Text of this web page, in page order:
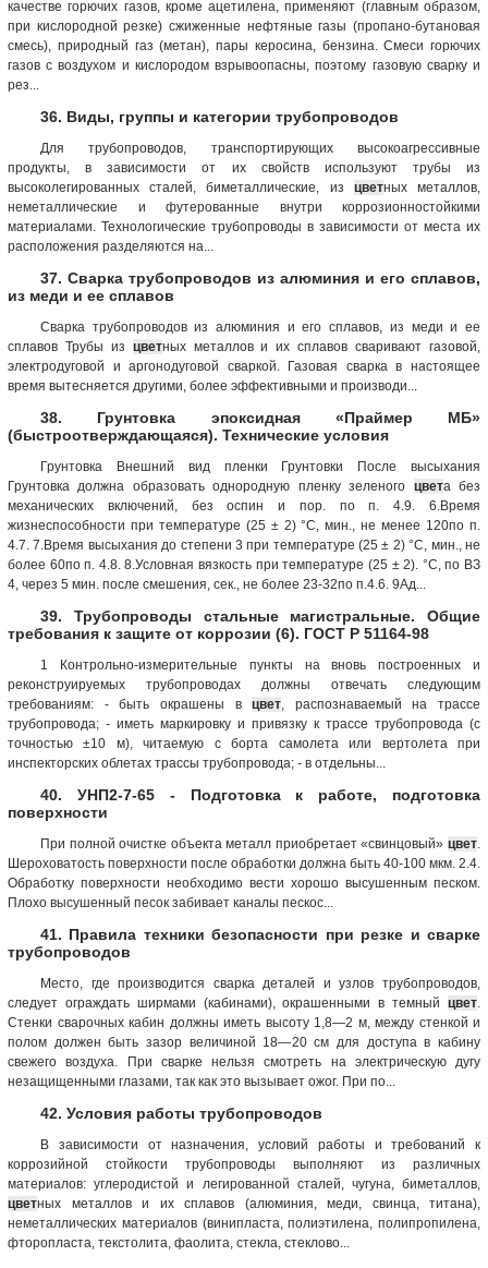
качестве горючих газов, кроме ацетилена, применяют (главным образом,
при кислородной резке) сжиженные нефтяные газы (пропано-бутановая
смесь), природный газ (метан), пары керосина, бензина. Смеси горючих
газов с воздухом и кислородом взрывоопасны, поэтому газовую сварку и
рез...
36. Виды, группы и категории трубопроводов
Для трубопроводов, транспортирующих высокоагрессивные
продукты, в зависимости от их свойств используют трубы из
высоколегированных сталей, биметаллические, из цветных металлов,
неметаллические и футерованные внутри коррозионностойкими
материалами. Технологические трубопроводы в зависимости от места их
расположения разделяются на...
37. Сварка трубопроводов из алюминия и его сплавов,
из меди и ее сплавов
Сварка трубопроводов из алюминия и его сплавов, из меди и ее
сплавов Трубы из цветных металлов и их сплавов сваривают газовой,
электродуговой и аргонодуговой сваркой. Газовая сварка в настоящее
время вытесняется другими, более эффективными и производи...
38. Грунтовка эпоксидная «Праймер МБ»
(быстроотверждающаяся). Технические условия
Грунтовка Внешний вид пленки Грунтовки После высыхания
Грунтовка должна образовать однородную пленку зеленого цвета без
механических включений, без оспин и пор. по п. 4.9. 6.Время
жизнеспособности при температуре (25 ± 2) °С, мин., не менее 120по п.
4.7. 7.Время высыхания до степени 3 при температуре (25 ± 2) °С, мин., не
более 60по п. 4.8. 8.Условная вязкость при температуре (25 ± 2). °С, по ВЗ
4, через 5 мин. после смешения, сек., не более 23-32по п.4.6. 9Ад...
39. Трубопроводы стальные магистральные. Общие
требования к защите от коррозии (6). ГОСТ Р 51164-98
1 Контрольно-измерительные пункты на вновь построенных и
реконструируемых трубопроводах должны отвечать следующим
требованиям: - быть окрашены вцвет , распознаваемый на трассе
трубопровода; - иметь маркировку и привязку к трассе трубопровода (с
точностью ±10 м), читаемую с борта самолета или вертолета при
инспекторских облетах трассы трубопровода; - в отдельны...
40. УНП2-7-65 - Подготовка к работе, подготовка
поверхности
При полной очистке объекта металл приобретает «свинцовый» цвет
Шероховатость поверхности после обработки должна быть 40-100 мкм. 2.4.
Обработку поверхности необходимо вести хорошо высушенным песком.
Плохо высушенный песок забивает каналы пескос...
41. Правила техники безопасности при резке и сварке
трубопроводов
Место, где производится сварка деталей и узлов трубопроводов,
следует ограждать ширмами (кабинами), окрашенными в темный цвет
Стенки сварочных кабин должны иметь высоту 1,8—2 м, между стенкой и
полом должен быть зазор величиной 18—20 см для доступа в кабину
свежего воздуха. При сварке нельзя смотреть на электрическую дугу
незащищенными глазами, так как это вызывает ожог. При по...
42. Условия работы трубопроводов
В зависимости от назначения, условий работы и требований к
коррозийной стойкости трубопроводы выполняют из различных
материалов: углеродистой и легированной сталей, чугуна, биметаллов,
цветных металлов и их сплавов (алюминия, меди, свинца, титана),
неметаллических материалов (винипласта, полиэтилена, полипропилена,
фторопласта, текстолита, фаолита, стекла, стеклово...